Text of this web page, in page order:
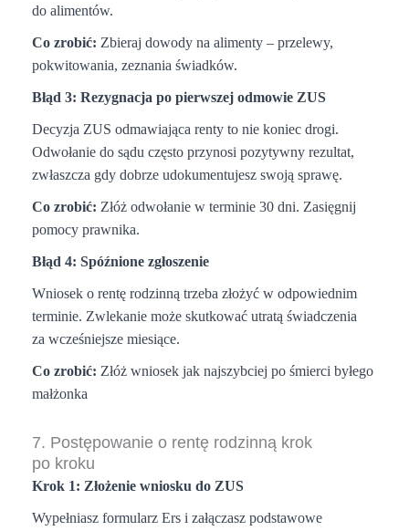
do alimentów.
Co zrobić: Zbieraj dowody na alimenty – przelewy,
pokwitowania, zeznania świadków.
Błąd 3: Rezygnacja po pierwszej odmowie ZUS
Decyzja ZUS odmawiająca renty to nie koniec drogi.
Odwołanie do sądu często przynosi pozytywny rezultat,
zwłaszcza gdy dobrze udokumentujesz swoją sprawę.
Co zrobić: Złóż odwołanie w terminie 30 dni. Zasięgnij
pomocy prawnika.
Błąd 4: Spóźnione zgłoszenie
Wniosek o rentę rodzinną trzeba złożyć w odpowiednim
terminie. Zwlekanie może skutkować utratą świadczenia
za wcześniejsze miesiące.
Co zrobić: Złóż wniosek jak najszybciej po śmierci byłego
małżonka
7. Postępowanie o rentę rodzinną krok
po kroku
Krok 1: Złożenie wniosku do ZUS
Wypełniasz formularz Ers i załączasz podstawowe